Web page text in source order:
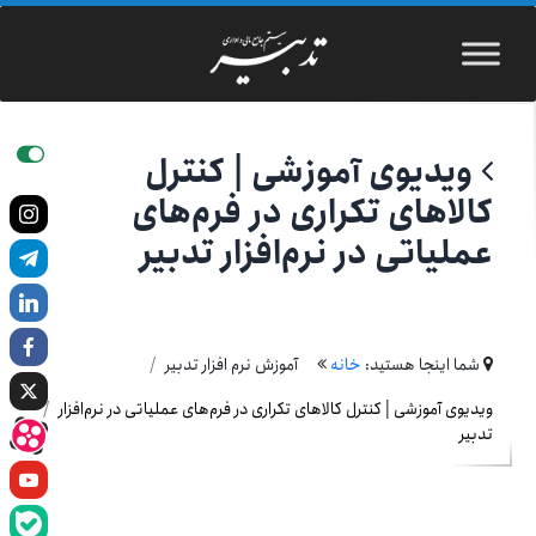
ویدیوی آموزشی | کنترل
کالاهای تکراری در فرم‌های
عملیاتی در نرم‌افزار تدبیر
شما اینجا هستید: خانه
آموزش نرم افزار تدبیر
ویدیوی آموزشی | کنترل کالاهای تکراری در فرم‌های عملیاتی در نرم‌افزار
تدبیر